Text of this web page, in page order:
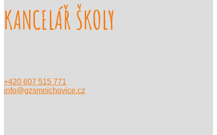
KANCELÁŘ ŠKOLY
+420 607 515 771
info@gzsmnichovice.cz